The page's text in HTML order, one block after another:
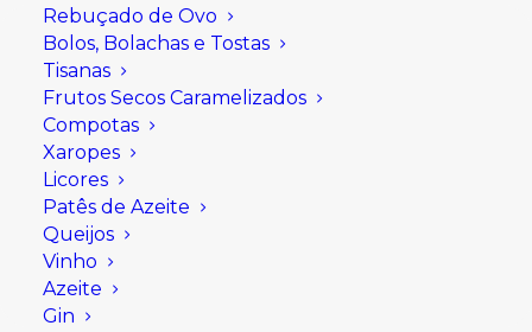
Rebuçado de Ovo
Bolos, Bolachas e Tostas
Tisanas
Frutos Secos Caramelizados
Compotas
Xaropes
Licores
Patês de Azeite
Queijos
Vinho
Azeite
Gin